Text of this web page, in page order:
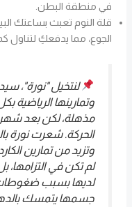
في منطقة البطن.
قلة النوم تعبث بساعتك
الجوع، مما يدفعكِ لتناول
لنتخيل "نورة"،
وتمارينها الرياضية
مذهلة، لكن بعد
الحركة. شعرت نورة
وتزيد من تمارين
لم تكن في التزامها،
لديها بسبب
جسمها يتمسك